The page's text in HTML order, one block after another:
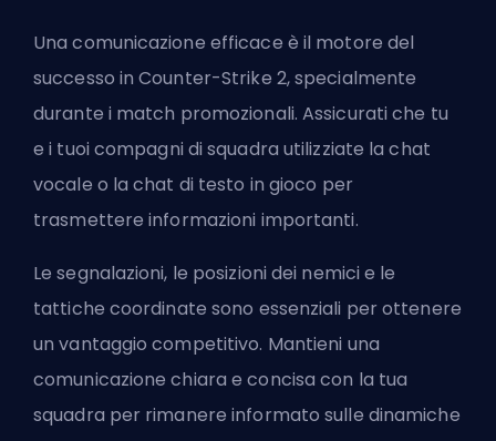
Una comunicazione efficace è il motore del
successo in Counter-Strike 2, specialmente
durante i match promozionali. Assicurati che tu
e i tuoi compagni di squadra utilizziate la chat
vocale o la chat di testo in gioco per
trasmettere informazioni importanti.
Le segnalazioni, le posizioni dei nemici e le
tattiche coordinate sono essenziali per ottenere
un vantaggio competitivo. Mantieni una
comunicazione chiara e concisa con la tua
squadra per rimanere informato sulle dinamiche